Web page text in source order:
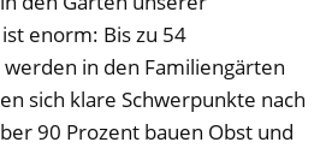
enorm: Bis zu 54
in den Familiengärten
sich klare Schwerpunkte nach
90 Prozent bauen Obst und